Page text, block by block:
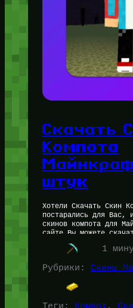
Скачать
Компота
штук
Хотели Скачать Скин
постарались для Вас,
скинов компота для
сайте Вы можете
подойдут под любую…
1
Рубрики: Скины
Теги: Компот ,